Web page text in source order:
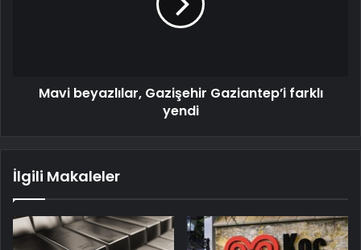
Mavi beyazlılar, Gazişehir Gaziantep’i farklı
yendi
İlgili Makaleler